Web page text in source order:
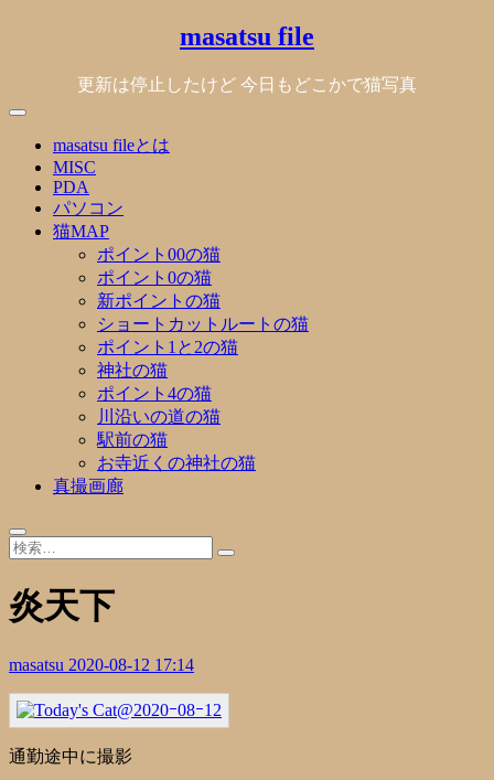
masatsu file
更新は停止したけど 今日もどこかで猫写真
masatsu fileとは
MISC
PDA
パソコン
猫MAP
ポイント00の猫
ポイント0の猫
新ポイントの猫
ショートカットルートの猫
ポイント1と2の猫
神社の猫
ポイント4の猫
川沿いの道の猫
駅前の猫
お寺近くの神社の猫
真撮画廊
炎天下
masatsu 2020-08-12 17:14
通勤途中に撮影